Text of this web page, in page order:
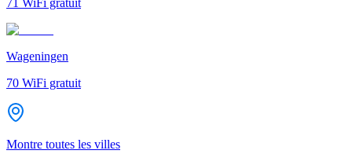
Wageningen
70 WiFi gratuit
Montre toutes les villes